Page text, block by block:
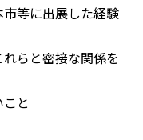
等に出展した経験
らと密接な関係を
と